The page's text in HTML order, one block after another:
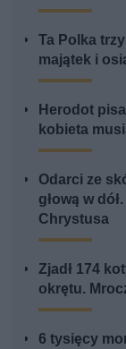
Ta Polka
majątek i
Herodot
kobieta
Odarci ze
głową w
Chrystusa
Zjadł 174
okrętu.
6 tysięcy